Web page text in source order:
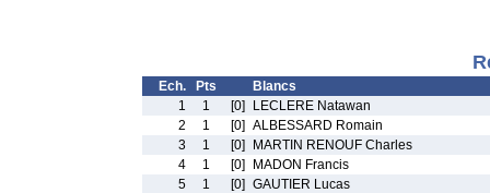
Ech. Pts
Blancs
1
1 [0]
LECLERE Natawan
2
1 [0] ALBESSARD Romain
3
1 [0]
MARTIN RENOUF Charles
4
1 [0]
MADON Francis
5
1 [0] GAUTIER Lucas